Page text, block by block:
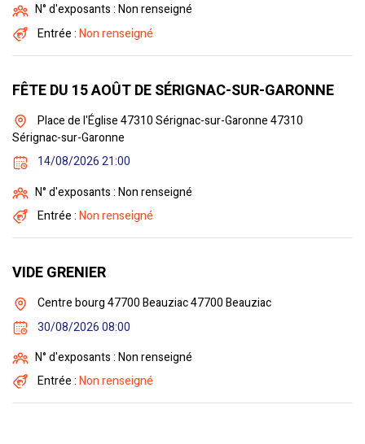
N° d'exposants : Non renseigné
Entrée :Non renseigné
FÊTE DU 15 AOÛT DE SÉRIGNAC-SUR-GARONNE
Place de l'Église 47310 Sérignac-sur-Garonne 47310
Sérignac-sur-Garonne
14/08/2026 21:00
N° d'exposants : Non renseigné
Entrée :Non renseigné
VIDE GRENIER
Centre bourg 47700 Beauziac 47700 Beauziac
30/08/2026 08:00
N° d'exposants : Non renseigné
Entrée :Non renseigné